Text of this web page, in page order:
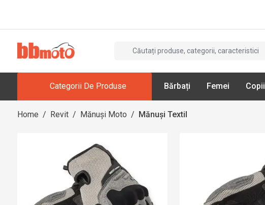
Categorii De Produse Bărbați Femei Copii
Home / Revit / Mănuși Moto / Mănuși Textil